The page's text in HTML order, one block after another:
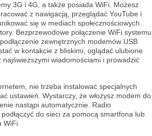
3G i 4G, a także posiada WiFi. Możesz
z nawigacją, przeglądać YouTube i
się w mediach społecznościowych.
Bezprzewodowe połączenie WiFi systemu
zewnętrznych modemów USB
w kontakcie z bliskimi, oglądać ulubione
najświeższymi wiadomościami i prowadzić
nie trzeba instalować specjalnych
ustawień. Wystarczy, że włożysz modem do
nastąpi automatycznie. Radio
do sieci za pomocą smartfona lub
WiFi.